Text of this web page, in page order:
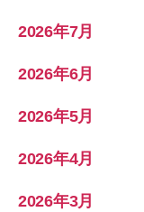
2026年7月
2026年6月
2026年5月
2026年4月
2026年3月